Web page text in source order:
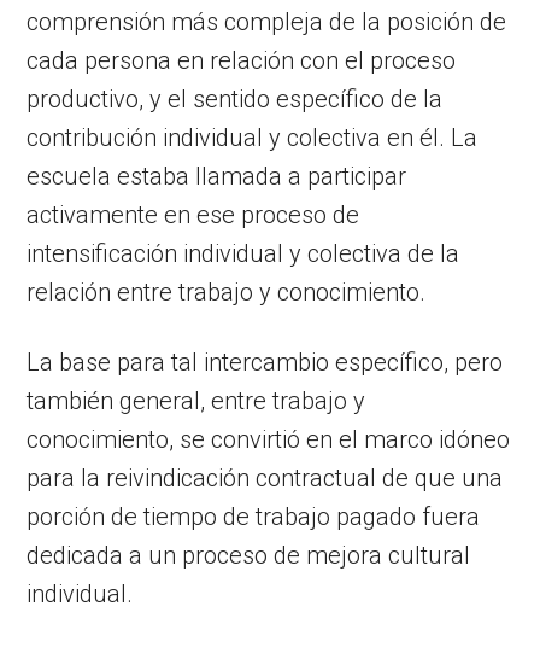
comprensión más compleja de la posición de
cada persona en relación con el proceso
productivo, y el sentido específico de la
contribución individual y colectiva en él. La
escuela estaba llamada a participar
activamente en ese proceso de
intensificación individual y colectiva de la
relación entre trabajo y conocimiento.
La base para tal intercambio específico, pero
también general, entre trabajo y
conocimiento, se convirtió en el marco idóneo
para la reivindicación contractual de que una
porción de tiempo de trabajo pagado fuera
dedicada a un proceso de mejora cultural
individual.